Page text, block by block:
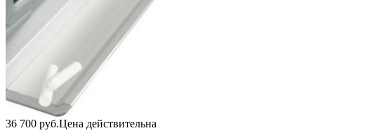
36 700 руб.Цена действительна